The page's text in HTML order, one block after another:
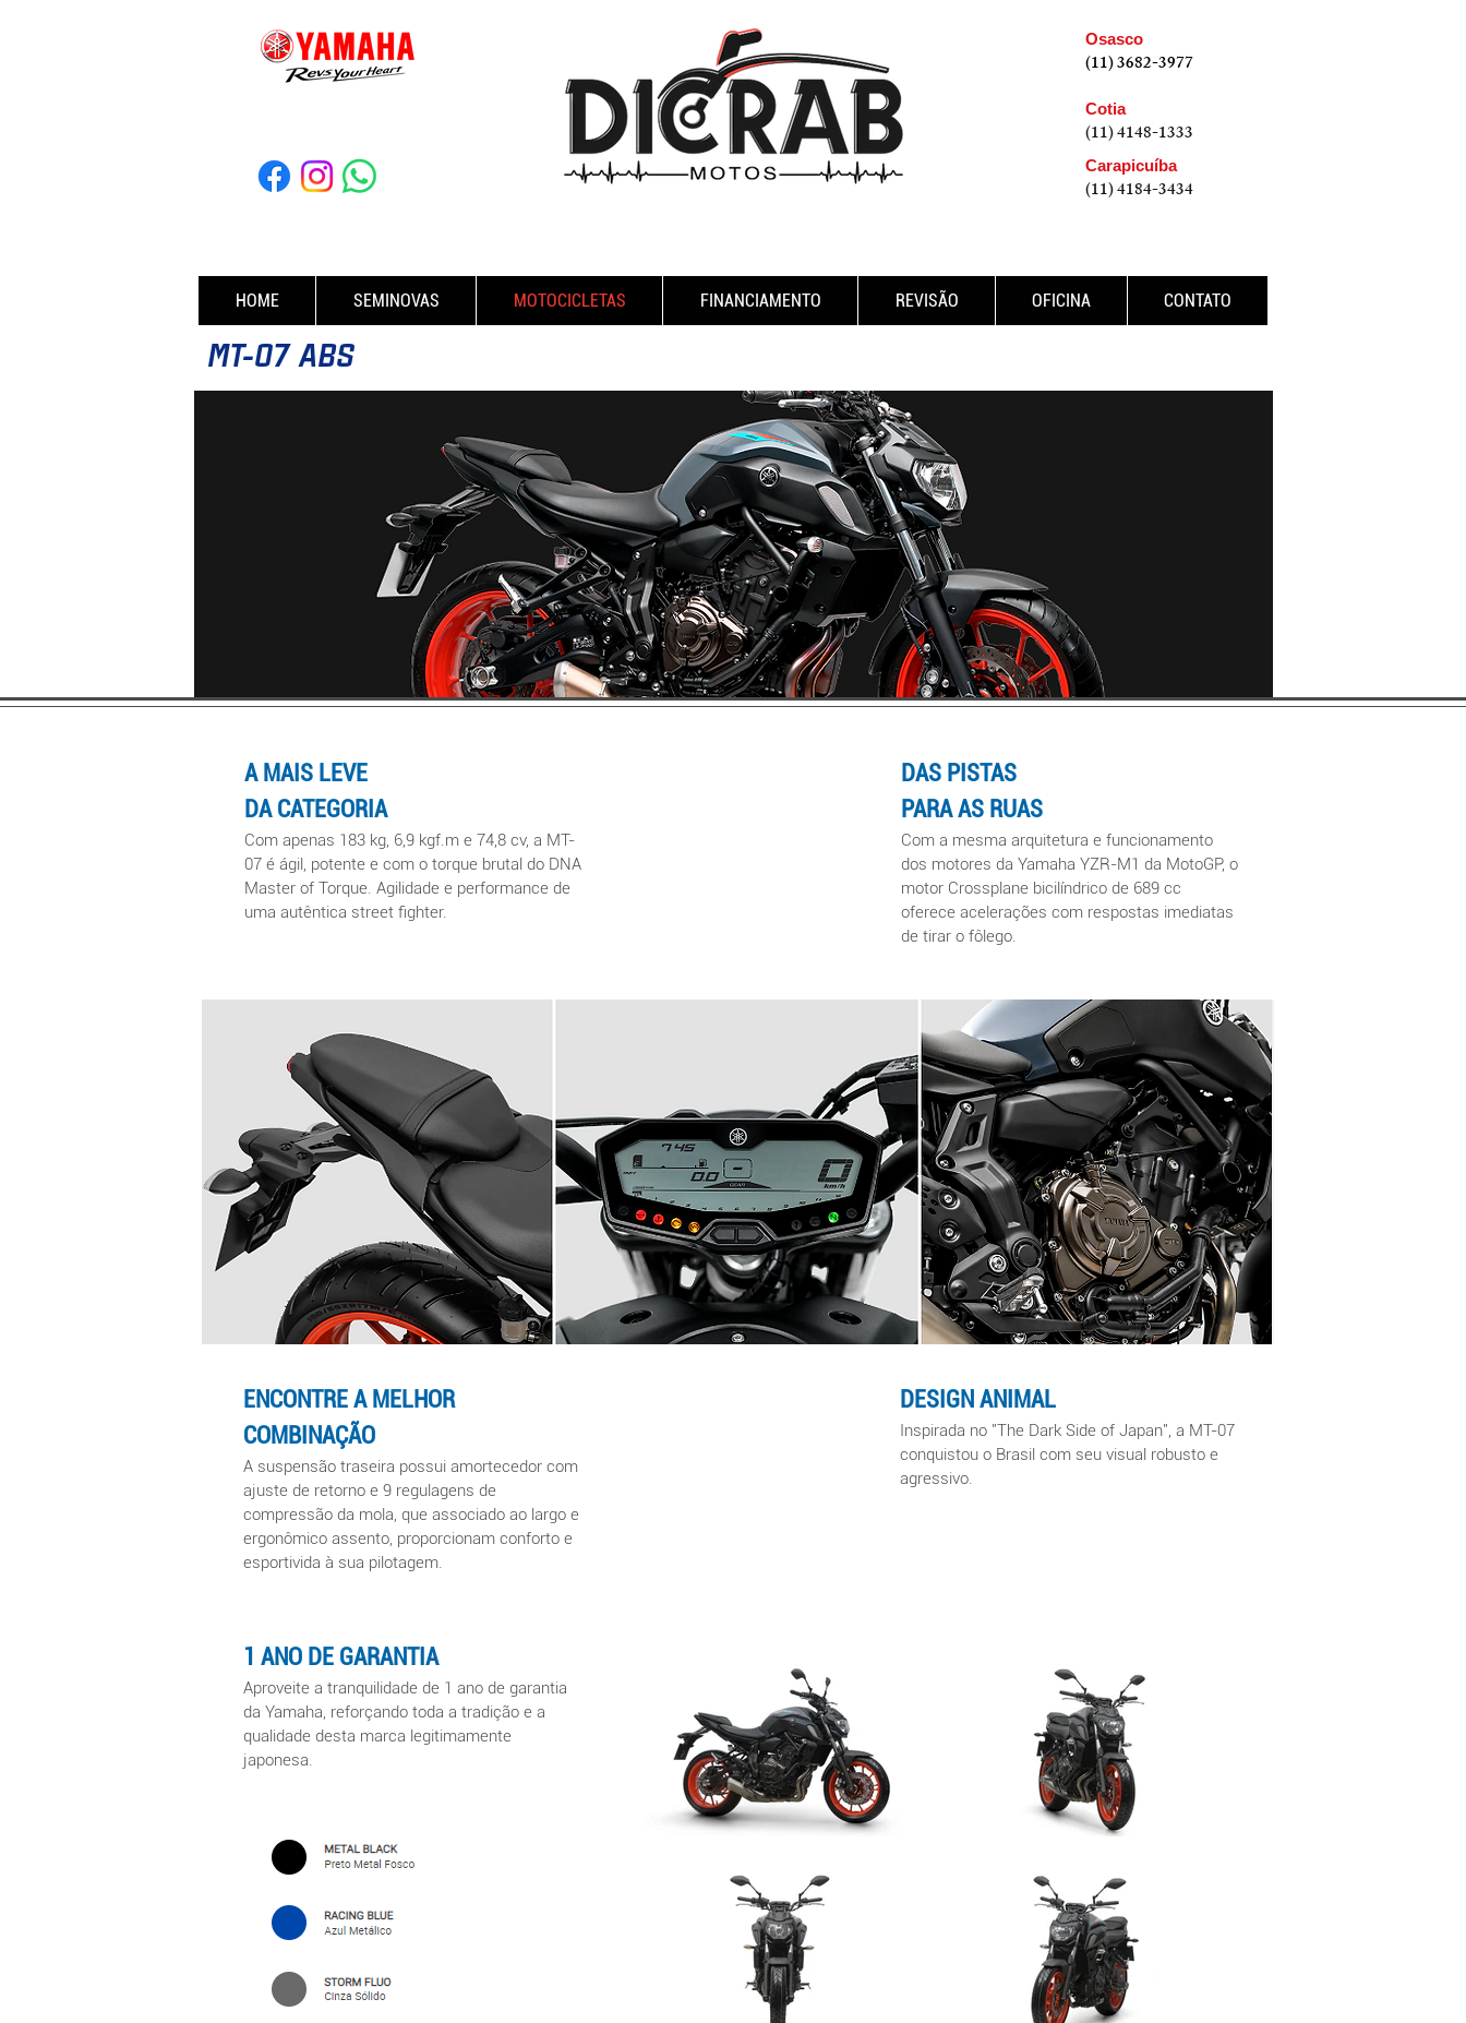
Osasco
(11)3682-3977
Cotia
(11) 4148-1333
Carapicuíba
(11) 4184-3434
HOME SEMINOVAS MOTOCICLETAS FINANCIAMENTO REVISÃO OFICINA CONTATO
MT-07 ABS
A MAIS LEVE
DA CATEGORIA
Com apenas 183 kg, 6,9 kgf.m e 74,8 cv, a MT-
07 é ágil, potente e com o torque brutal do DNA
Master of Torque. Agilidade e performance de
uma autêntica street fighter.
DAS PISTAS
PARA AS RUAS
Com a mesma arquitetura e funcionamento
dos motores da Yamaha YZR-M1 da MotoGP, o
motor Crossplane bicilíndrico de 689 cc
oferece acelerações com respostas imediatas
de tirar o fôlego.
ENCONTRE A MELHOR
COMBINAÇÃO
A suspensão traseira possui amortecedor com
ajuste de retorno e 9 regulagens de
compressão da mola, que associado ao largo e
ergonômico assento, proporcionam conforto e
esportivida à sua pilotagem.
DESIGN ANIMAL
Inspirada no "The Dark Side of Japan", a MT-07
conquistou o Brasil com seu visual robusto e
agressivo.
1 ANO DE GARANTIA
Aproveite a tranquilidade de 1 ano de garantia
da Yamaha, reforçando toda a tradição e a
qualidade desta marca legitimamente
japonesa.